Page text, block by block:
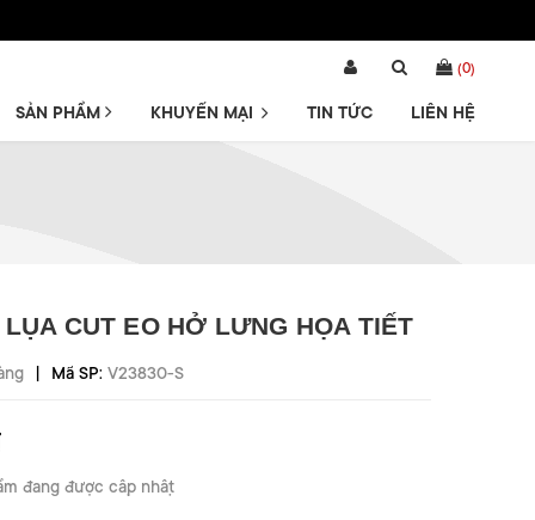
(0)
SẢN PHẨM KHUYẾN MẠI TIN TỨC LIÊN HỆ
CUT EO HỞ LƯNG HỌA TIẾT
| Mã SP: V23830-S
đang được cập nhật